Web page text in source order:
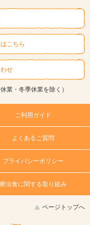
こちら
せ
業・冬季休業を除く）
ご利用ガイド
よくあるご質問
プライバシーポリシー
療法食に関する取り組み
ページトップへ